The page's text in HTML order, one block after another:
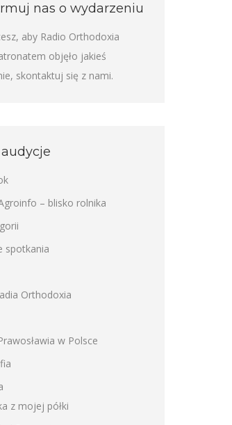
nas o wydarzeniu
aby Radio Orthodoxia
objęło jakieś
skontaktuj się z nami.
– blisko rolnika
spotkania
Orthodoxia
w Polsce
z mojej półki